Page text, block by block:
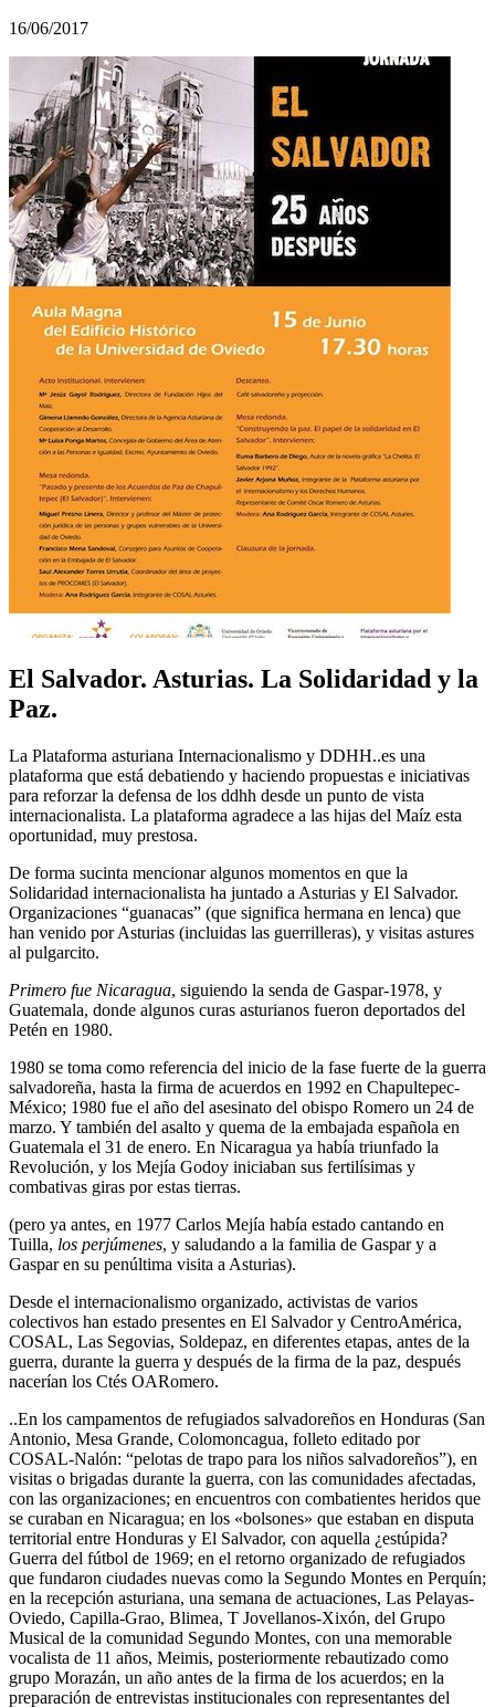
16/06/2017
El Salvador. Asturias. La Solidaridad y la
Paz.
La Plataforma asturiana Internacionalismo y DDHH..es una
plataforma que está debatiendo y haciendo propuestas e iniciativas
para reforzar la defensa de los ddhh desde un punto de vista
internacionalista. La plataforma agradece a las hijas del Maíz esta
oportunidad, muy prestosa.
De forma sucinta mencionar algunos momentos en que la
Solidaridad internacionalista ha juntado a Asturias y El Salvador.
Organizaciones “guanacas” (que significa hermana en lenca) que
han venido por Asturias (incluidas las guerrilleras), y visitas astures
al pulgarcito.
Primero fue Nicaragua, siguiendo la senda de Gaspar-1978, y
Guatemala, donde algunos curas asturianos fueron deportados del
Petén en 1980.
1980 se toma como referencia del inicio de la fase fuerte de la guerra
salvadoreña, hasta la firma de acuerdos en 1992 en Chapultepec-
México; 1980 fue el año del asesinato del obispo Romero un 24 de
marzo. Y también del asalto y quema de la embajada española en
Guatemala el 31 de enero. En Nicaragua ya había triunfado la
Revolución, y los Mejía Godoy iniciaban sus fertilísimas y
combativas giras por estas tierras.
(pero ya antes, en 1977 Carlos Mejía había estado cantando en
Tuilla, los perjúmenes, y saludando a la familia de Gaspar y a
Gaspar en su penúltima visita a Asturias).
Desde el internacionalismo organizado, activistas de varios
colectivos han estado presentes en El Salvador y CentroAmérica,
COSAL, Las Segovias, Soldepaz, en diferentes etapas, antes de la
guerra, durante la guerra y después de la firma de la paz, después
nacerían los Ctés OARomero.
..En los campamentos de refugiados salvadoreños en Honduras (San
Antonio, Mesa Grande, Colomoncagua, folleto editado por
COSAL-Nalón: “pelotas de trapo para los niños salvadoreños”), en
visitas o brigadas durante la guerra, con las comunidades afectadas,
con las organizaciones; en encuentros con combatientes heridos que
se curaban en Nicaragua; en los «bolsones» que estaban en disputa
territorial entre Honduras y El Salvador, con aquella ¿estúpida?
Guerra del fútbol de 1969; en el retorno organizado de refugiados
que fundaron ciudades nuevas como la Segundo Montes en Perquín;
en la recepción asturiana, una semana de actuaciones, Las Pelayas-
Oviedo, Capilla-Grao, Blimea, T Jovellanos-Xixón, del Grupo
Musical de la comunidad Segundo Montes, con una memorable
vocalista de 11 años, Meimis, posteriormente rebautizado como
grupo Morazán, un año antes de la firma de los acuerdos; en la
preparación de entrevistas institucionales con representantes del